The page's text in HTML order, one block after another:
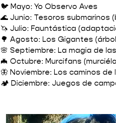
🐦 Mayo: Yo Observo Aves
🌊 Junio: Tesoros submarinos
🦄 Julio: Fauntástica
🌳 Agosto: Los Gigantes
🌸 Septiembre: La magia de
🦇 Octubre: Murcifans
🦋 Noviembre: Los caminos de
🏕️ Diciembre: Juegos de